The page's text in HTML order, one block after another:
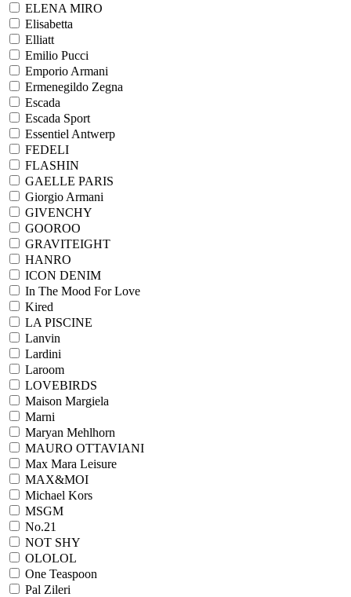
ELENA MIRO
Elisabetta
Elliatt
Emilio Pucci
Emporio Armani
Ermenegildo Zegna
Escada
Escada Sport
Essentiel Antwerp
FEDELI
FLASHIN
GAELLE PARIS
Giorgio Armani
GIVENCHY
GOOROO
GRAVITEIGHT
HANRO
ICON DENIM
In The Mood For Love
Kired
LA PISCINE
Lanvin
Lardini
Laroom
LOVEBIRDS
Maison Margiela
Marni
Maryan Mehlhorn
MAURO OTTAVIANI
Max Mara Leisure
MAX&MOI
Michael Kors
MSGM
No.21
NOT SHY
OLOLOL
One Teaspoon
Pal Zileri